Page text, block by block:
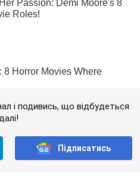
і подивись, що відбудеться
Підписатись